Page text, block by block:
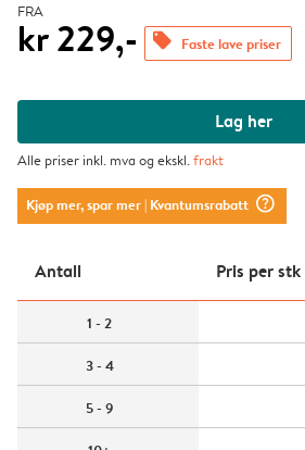
FRA
kr 229,- offers Faste lave priser
Lag her
Alle priser inkl. mva og ekskl.frakt
Kjøp mer, spar mer| Kvantumsrabatt question_mark_circle
Antall Pris per stk
1 - 2
3 - 4
5 - 9